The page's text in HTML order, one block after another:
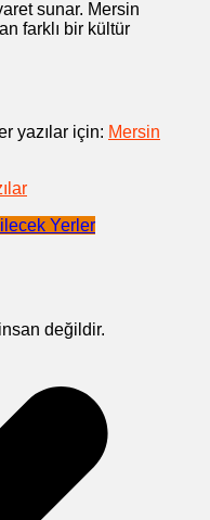
sunar. Mersin
farklı bir kültür
yazılar için: Mersin
Yerler
değildir.